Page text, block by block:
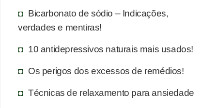
Bicarbonato de sódio – Indicações,
verdades e mentiras!
10 antidepressivos naturais mais usados!
Os perigos dos excessos de remédios!
Técnicas de relaxamento para ansiedade